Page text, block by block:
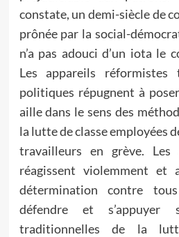
constate, un demi-siècle de
prônée par la social-
n’a pas adouci d’un iota le
Les appareils réformistes
politiques répugnent à
aille dans le sens des
la lutte de classe employées
travailleurs en grève. Les
réagissent violemment et
détermination contre
défendre et s’appuyer
traditionnelles de la